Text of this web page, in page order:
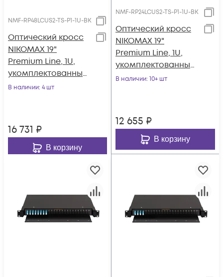
NMF-RP48LCUS2-TS-P1-1U-BK
Оптический кросс
NIKOMAX 19"
Premium Line, 1U,
укомплектованный
на 48 портов
выдвижной, с
полкой
В наличии: 4 шт
16 731 ₽
В корзину
NMF-RP24LCUS2-TS-P1-1U-BK
Оптический кросс
NIKOMAX 19"
Premium Line, 1U,
укомплектованный
на 24 порта LC/UPC
выдвижной, с
полкой
В наличии: 10+ шт
12 655 ₽
В корзину